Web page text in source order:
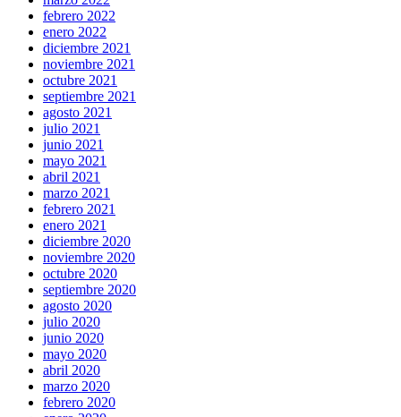
febrero 2022
enero 2022
diciembre 2021
noviembre 2021
octubre 2021
septiembre 2021
agosto 2021
julio 2021
junio 2021
mayo 2021
abril 2021
marzo 2021
febrero 2021
enero 2021
diciembre 2020
noviembre 2020
octubre 2020
septiembre 2020
agosto 2020
julio 2020
junio 2020
mayo 2020
abril 2020
marzo 2020
febrero 2020